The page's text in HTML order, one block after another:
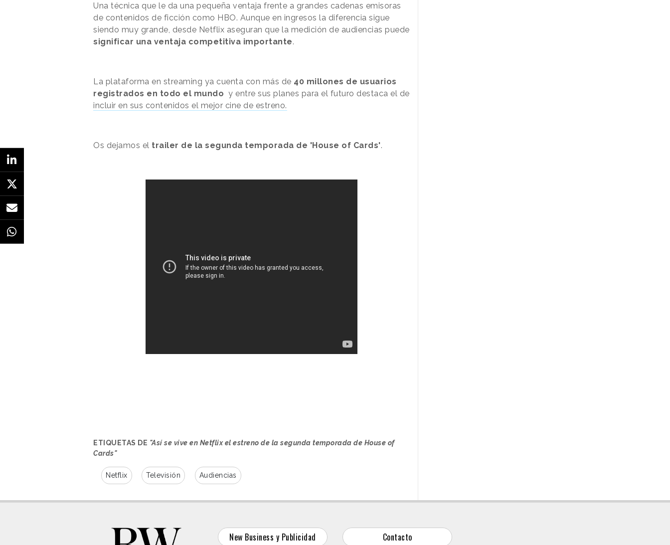
Una técnica que le da una pequeña ventaja frente a grandes cadenas emisoras
de contenidos de ficción como HBO. Aunque en ingresos la diferencia sigue
siendo muy grande, desde Netflix aseguran que la medición de audiencias puede
significar una ventaja competitiva importante.
La plataforma en streaming ya cuenta con más de 40 millones de usuarios
registrados en todo el mundo y entre sus planes para el futuro destaca el de
incluir en sus contenidos el mejor cine de estreno.
Os dejamos el trailer de la segunda temporada de 'House of Cards'.
ETIQUETAS DE "Así se vive en Netflix el estreno de la segunda temporada de House of
Cards"
Netflix Televisión Audiencias
New Business y Publicidad Contacto